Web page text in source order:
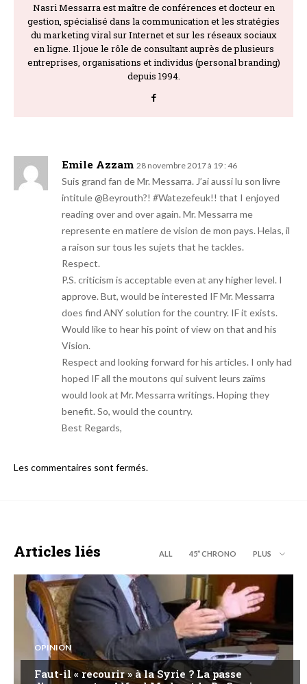
Nasri Messarra est maître de conférences et docteur en
gestion, spécialisé dans la communication et les stratégies
du marketing viral sur Internet et sur les réseaux sociaux
en ligne. Il joue le rôle de consultant auprès de plusieurs
entreprises, organisations et individus (personal branding)
depuis 1994.
Emile Azzam 28 novembre 2017 à 19 : 46
Suis grand fan de Mr. Messarra. J’ai aussi lu son livre
intitule @Beyrouth?! #Watezefeuk!! that I enjoyed
reading over and over again. Mr. Messarra me
represente en matiere de vision de mon pays. Helas, il
a raison sur tous les sujets that he tackles.
Respect.
P.S. criticism is acceptable even at any higher level. I
approve. But, would be interested IF Mr. Messarra
does find ANY solution for the country. IF it exists.
Would like to hear his point of view on that and his
Vision.
Respect and looking forward for his articles. I only had
hoped IF all the moutons qui suivent leurs zaïms
would look at Mr. Messarra writings. Hoping they
benefit. So, would the country.
Best Regards,
Les commentaires sont fermés.
Articles liés ALL 45’’ CHRONO PLUS
OPINION
Faut-il « recourir » à la Syrie ? La passe